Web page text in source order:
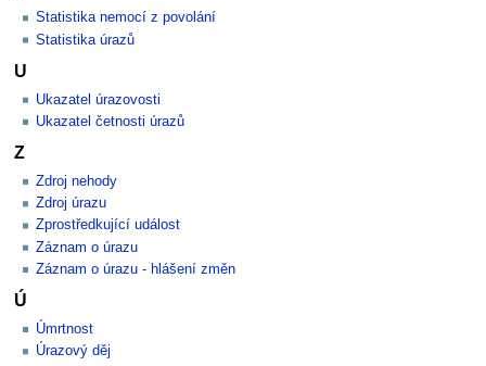
Statistika nemocí z povolání
Statistika úrazů
U
Ukazatel úrazovosti
Ukazatel četnosti úrazů
Z
Zdroj nehody
Zdroj úrazu
Zprostředkující událost
Záznam o úrazu
Záznam o úrazu - hlášení změn
Ú
Úmrtnost
Úrazový děj